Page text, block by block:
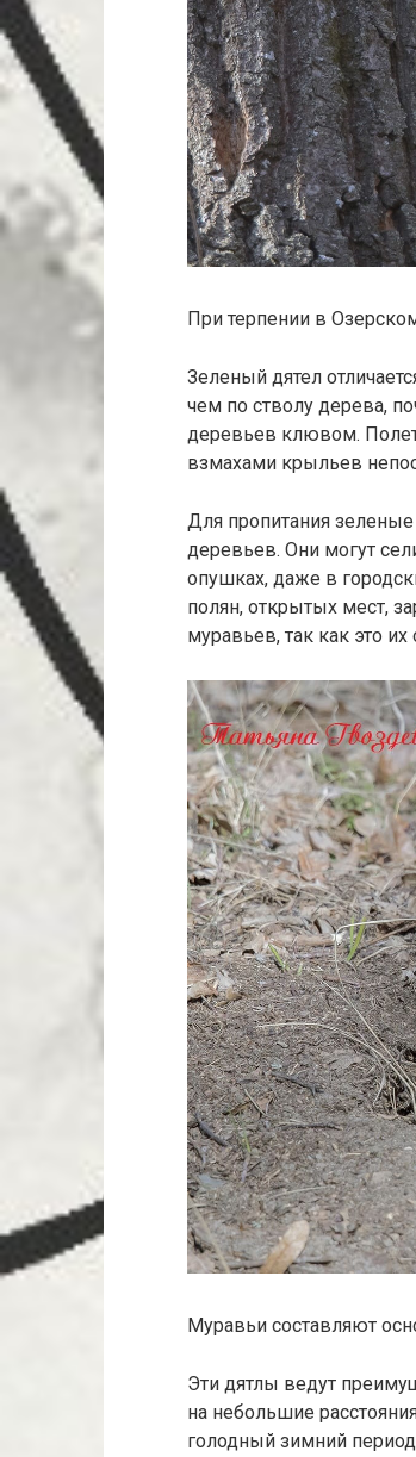
При терпении в
Зеленый дятел
чем по стволу дерева,
деревьев клювом.
взмахами крыльев
Для пропитания
деревьев. Они могут
опушках, даже в
полян, открытых мест,
муравьев, так как это
Муравьи составляют
Эти дятлы ведут
на небольшие
голодный зимний